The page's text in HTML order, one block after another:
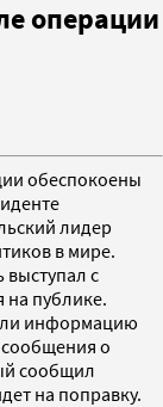
операции
обеспокоены
лидер
в мире.
с
на публике.
информацию
о
сообщил
на поправку.